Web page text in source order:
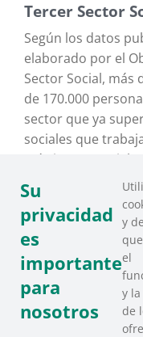
Tercer Sector
Según los datos
elaborado por el
Sector Social, más
de 170.000
sector que ya
sociales que
más justa y
Más información
Su
privacidad
es
importante
para
nosotros
y
el
y
de